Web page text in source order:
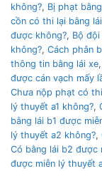
không?, Bị phạt
cồn có thi lại bằng
được không?, Bộ
không?, Cách phân
thông tin bằng lái xe,
được cán vạch mấy
Chưa nộp phạt có
lý thuyết a1 không?,
bằng lái b1 được
lý thuyết a2 không?,
Có bằng lái b2 được
được miễn lý thuyết